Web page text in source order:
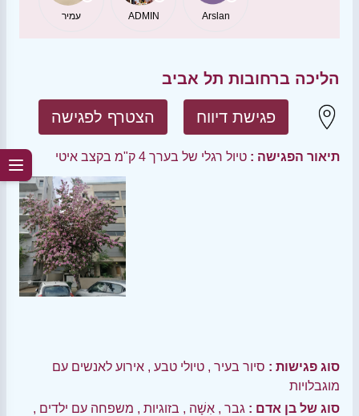
עמיר ADMIN Arslan
הליכה ברחובות תל אביב
הצטרף לפגישה פגישת דיווח
תיאור הפגישה : טיול רגלי של בערך 4 ק"מ בקצב איטי
סוג פגישות : סיור בעיר , טיולי טבע , אירוע לאנשים עם
מוגבלויות
סוג של בן אדם : גבר , אִשָׁה , בזוגיות , משפחה עם ילדים ,